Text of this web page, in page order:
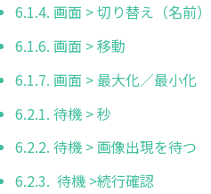
6.1.4. 画面 > 切り替え（名前）
6.1.6. 画面 > 移動
6.1.7. 画面 > 最大化／最小化
6.2.1. 待機 > 秒
6.2.2. 待機 > 画像出現を待つ
6.2.3. 待機 >続行確認